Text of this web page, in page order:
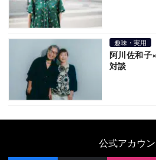
趣味・実用
阿川佐和子
対談
公式アカウン